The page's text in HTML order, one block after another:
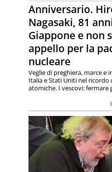
Anniversario.
Nagasaki, 81
Giappone e non
appello per la
nucleare
Veglie di preghiera, marce e
Italia e Stati Uniti nel
atomiche. I vescovi: fermare